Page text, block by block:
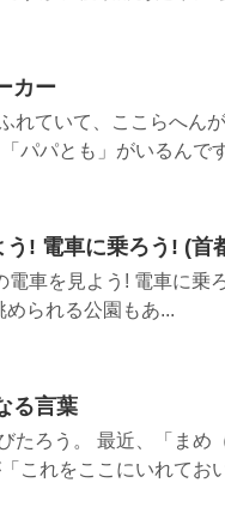
カー
れていて、ここらへん
パパとも」がいるんで
! 電車に乗ろう! (首
車を見よう! 電車に乗
られる公園もあ...
る言葉
たろう。 最近、「まめ
これをここにいれてお